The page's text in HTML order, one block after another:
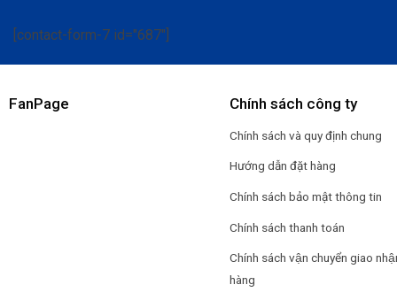
[contact-form-7 id="687"]
FanPage Chính sách công ty
Chính sách và quy định chung
Hướng dẫn đặt hàng
Chính sách bảo mật thông tin
Chính sách thanh toán
Chính sách vận chuyển giao
hàng